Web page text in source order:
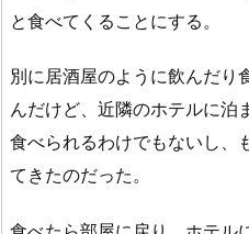
と食べてくることにする。
別に居酒屋のように飲んだり
んだけど、近隣のホテルに泊
食べられるわけでもないし、
てきたのだった。